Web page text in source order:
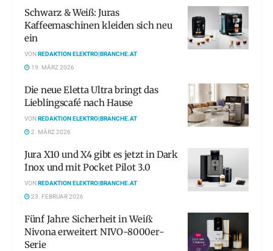
Schwarz & Weiß: Juras
Kaffeemaschinen kleiden sich neu
ein
VONREDAKTION ELEKTRO|BRANCHE.AT
19. MÄRZ 2026
Die neue Eletta Ultra bringt das
Lieblingscafé nach Hause
VONREDAKTION ELEKTRO|BRANCHE.AT
2. MÄRZ 2026
Jura X10 und X4 gibt es jetzt in Dark
Inox und mit Pocket Pilot 3.0
VONREDAKTION ELEKTRO|BRANCHE.AT
23. FEBRUAR 2026
Fünf Jahre Sicherheit in Weiß:
Nivona erweitert NIVO-8000er-
Serie